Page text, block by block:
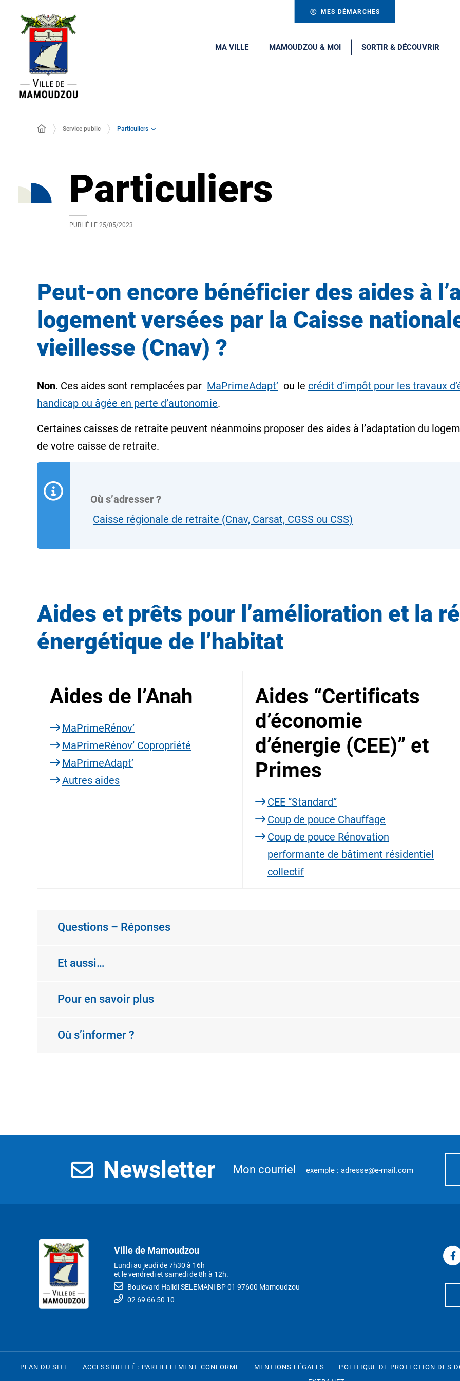
MES DÉMARCHES
MA VILLE MAMOUDZOU & MOI SORTIR & DÉCOUVRIR
Service public Particuliers
Particuliers
PUBLIÉ LE 25/05/2023
Peut-on encore bénéficier des aides à
logement versées par la Caisse
vieillesse (Cnav) ?
Non. Ces aides sont remplacées par MaPrimeAdapt’ ou le crédit d’impôt pour les travaux
handicap ou âgée en perte d’autonomie.
Certaines caisses de retraite peuvent néanmoins proposer des aides à l’adaptation du
de votre caisse de retraite.
Où s’adresser ?
Caisse régionale de retraite (Cnav, Carsat, CGSS ou CSS)
Aides et prêts pour l’amélioration et la
énergétique de l’habitat
Aides de l’Anah
MaPrimeRénov’
MaPrimeRénov’ Copropriété
MaPrimeAdapt’
Autres aides
Aides “Certificats
d’économie
d’énergie (CEE)” et
Primes
CEE “Standard”
Coup de pouce Chauffage
Coup de pouce Rénovation
performante de bâtiment résidentiel
collectif
Questions – Réponses
Et aussi…
Pour en savoir plus
Où s’informer ?
Newsletter Mon courriel
Ville de Mamoudzou
Lundi au jeudi de 7h30 à 16h
et le vendredi et samedi de 8h à 12h.
Boulevard Halidi SELEMANI BP 01 97600 Mamoudzou
02 69 66 50 10
PLAN DU SITE ACCESSIBILITÉ : PARTIELLEMENT CONFORME MENTIONS LÉGALES POLITIQUE DE PROTECTION DES